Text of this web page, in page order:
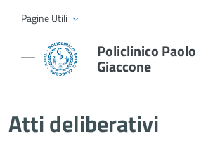
Skip to Main Content
Pagine Utili
Policlinico Paolo
Giaccone
Atti deliberativi